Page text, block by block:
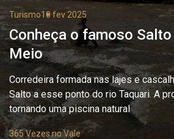
Turismo10 fev 2025
Conheça o famoso
Meio
Corredeira formada nas lajes e
Salto a esse ponto do rio Taquari. A
tornando uma piscina natural
365 Vezes no Vale